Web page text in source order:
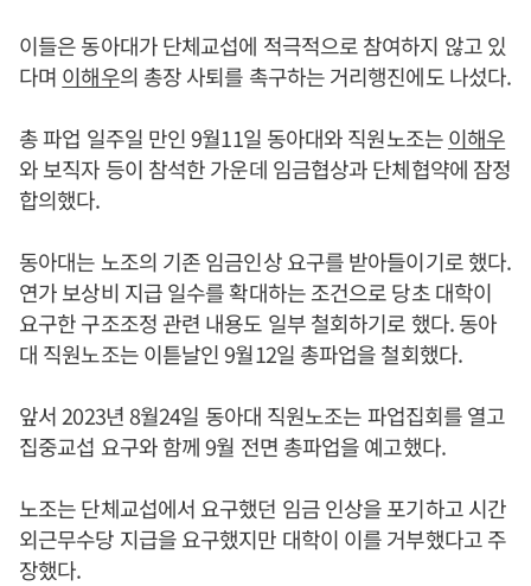
이들은 동아대가 단체교섭에 적극적으로 참여하지 않고 있
다며 이해우의 총장 사퇴를 촉구하는 거리행진에도 나섰다.
총 파업 일주일 만인 9월11일 동아대와 직원노조는이해우
와 보직자 등이 참석한 가운데 임금협상과 단체협약에 잠정
합의했다.
동아대는 노조의 기존 임금인상 요구를 받아들이기로 했다.
연가 보상비 지급 일수를 확대하는 조건으로 당초 대학이
요구한 구조조정 관련 내용도 일부 철회하기로 했다. 동아
대 직원노조는 이튿날인 9월12일 총파업을 철회했다.
앞서 2023년 8월24일 동아대 직원노조는 파업집회를 열고
집중교섭 요구와 함께 9월 전면 총파업을 예고했다.
노조는 단체교섭에서 요구했던 임금 인상을 포기하고 시간
외근무수당 지급을 요구했지만 대학이 이를 거부했다고 주
장했다.